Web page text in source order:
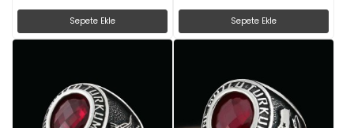
Sepete Ekle Sepete Ekle